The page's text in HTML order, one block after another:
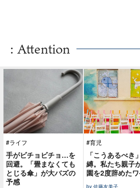
: Attention
#ライフ
手がビチョビチョ…を
回避。「畳まなくても
とじる傘」が大バズの
予感
#育児
「こうあるべき
縛。私たち親子
園を2度辞めた
by 佐藤友美子